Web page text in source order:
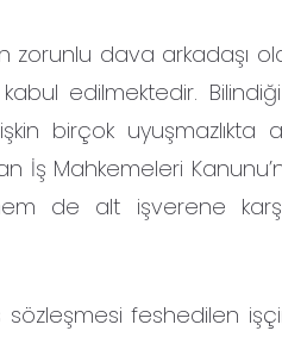
zorunlu dava arkadaşı
edilmektedir.
birçok uyuşmazlıkta
Mahkemeleri
de alt işverene
sözleşmesi feshedilen